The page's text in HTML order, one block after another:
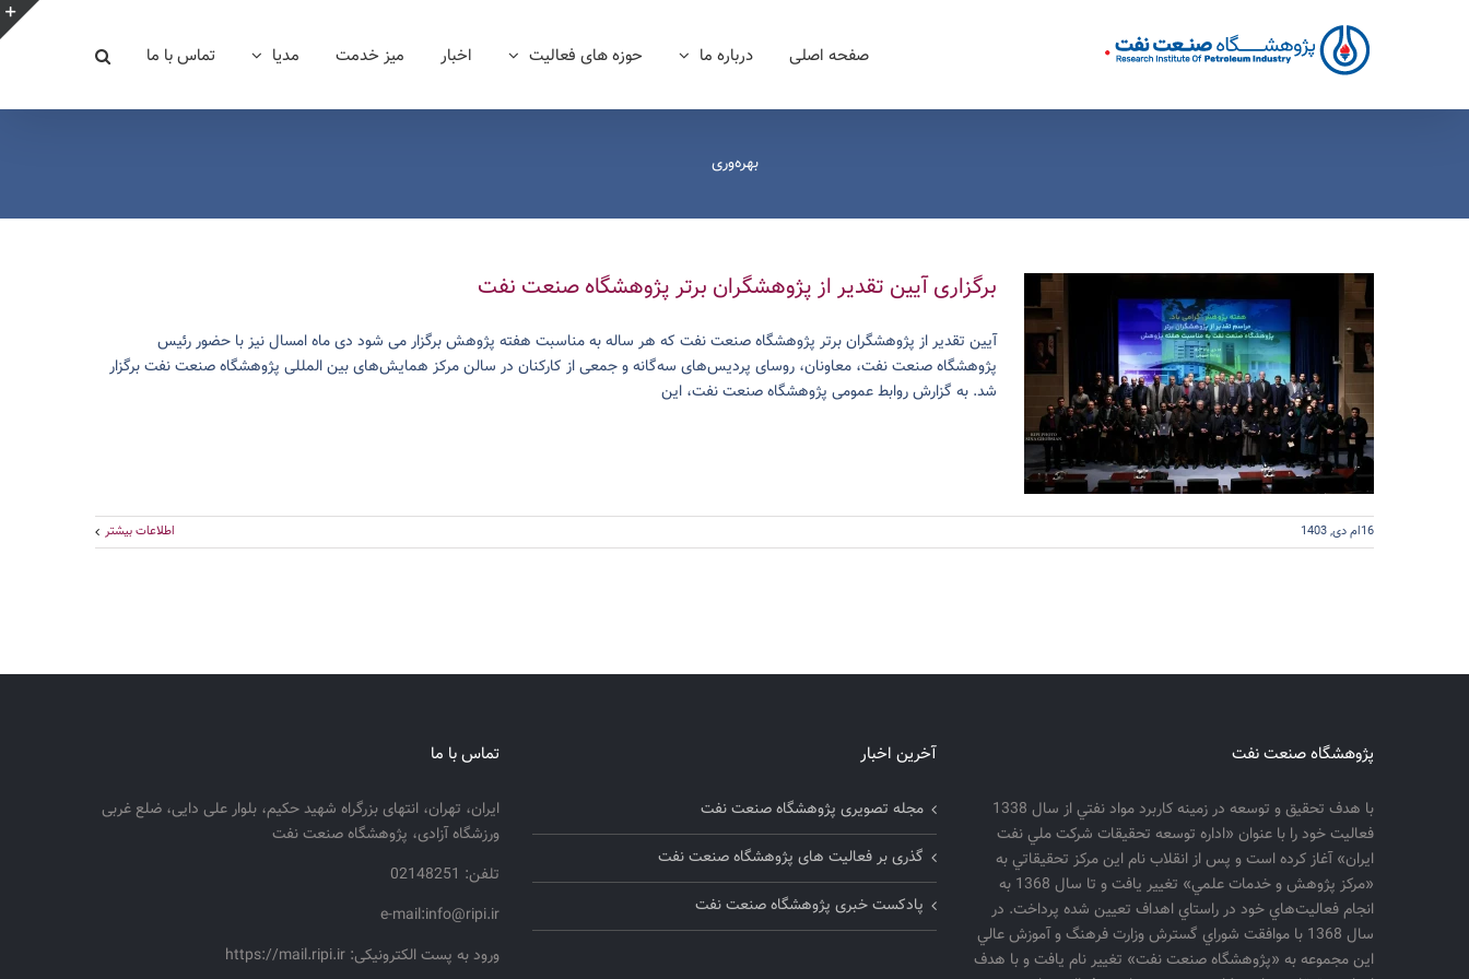
صفحه اصلی درباره ما حوزه های فعالیت اخبار میز خدمت مدیا تماس با ما
بهره‌وری
برگزاری آیین تقدیر از پژوهشگران برتر پژوهشگاه صنعت نفت
آیین تقدیر از پژوهشگران برتر پژوهشگاه صنعت نفت که هر ساله به مناسبت هفته پژوهش برگزار می شود دی ماه امسال نیز با حضور رئیس
پژوهشگاه صنعت نفت، معاونان، روسای پردیس‌های سه‌گانه و جمعی از کارکنان در سالن مرکز همایش‌های بین المللی پژوهشگاه صنعت نفت برگزار
شد. به گزارش روابط عمومی پژوهشگاه صنعت نفت، این
16ام دی, 1403 اطلاعات بیشتر
پژوهشگاه صنعت نفت
با هدف تحقيق و توسعه در زمينه كاربرد مواد نفتي از سال 1338
فعاليت خود را با عنوان «اداره توسعه تحقيقات شركت ملي نفت
ايران» آغاز كرده است و پس از انقلاب نام اين مركز تحقيقاتي به
«مركز پژوهش و خدمات علمي» تغيير يافت و تا سال 1368 به
انجام فعاليت‌هاي خود در راستاي اهداف تعيين شده پرداخت. در
سال 1368 با موافقت شوراي گسترش وزارت فرهنگ و آموزش عالي
اين مجموعه به «پژوهشگاه صنعت نفت» تغيير نام يافت و با هدف
آخرین اخبار
مجله تصویری پژوهشگاه صنعت نفت
گذری بر فعالیت های پژوهشگاه صنعت نفت
پادکست خبری پژوهشگاه صنعت نفت
تماس با ما
ایران، تهران، انتهای بزرگراه شهید حکیم، بلوار علی دایی، ضلع غربی
ورزشگاه آزادی، پژوهشگاه صنعت نفت
تلفن: 02148251
e-mail:info@ripi.ir
ورود به پست الکترونیکی: https://mail.ripi.ir